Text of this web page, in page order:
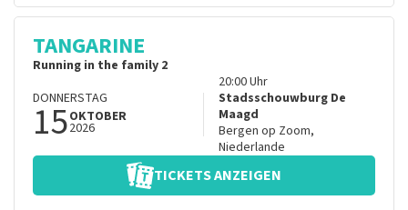
TANGARINE
Running in the family 2
DONNERSTAG
15OKTOBER
2026
20:00Uhr
Stadsschouwburg De
Maagd
Bergen op Zoom,
Niederlande
TICKETS ANZEIGEN